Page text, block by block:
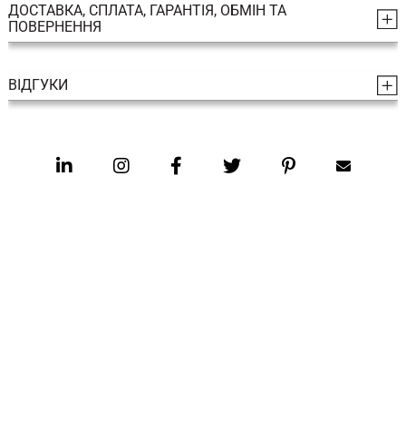
ДОСТАВКА, СПЛАТА, ГАРАНТІЯ, ОБМІН ТА
ПОВЕРНЕННЯ
ВІДГУКИ